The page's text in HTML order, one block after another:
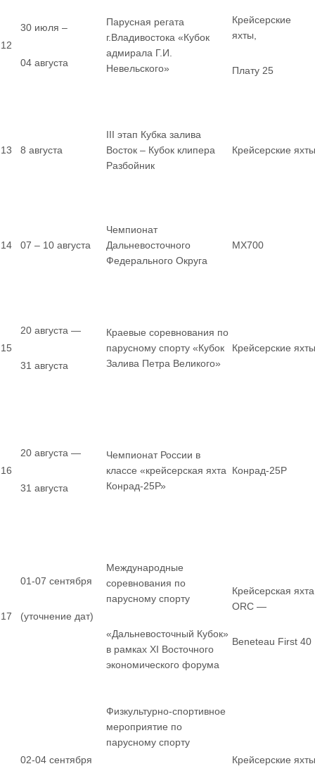
12
30 июля –
04 августа
Парусная регата
г.Владивостока «Кубок
адмирала Г.И.
Невельского»
Крейсерские
яхты,
Плату 25
13 8 августа
III этап Кубка залива
Восток – Кубок клипера
Разбойник
Крейсерские яхты
14 07 – 10 августа
Чемпионат
Дальневосточного
Федерального Округа
MX700
15
20 августа —
31 августа
Краевые соревнования по
парусному спорту «Кубок
Залива Петра Великого»
Крейсерские яхты
16
20 августа —
31 августа
Чемпионат России в
классе «крейсерская яхта
Конрад-25Р»
Конрад-25Р
17
01-07 сентября
(уточнение дат)
Международные
соревнования по
парусному спорту
«Дальневосточный Кубок»
в рамках XI Восточного
экономического форума
Крейсерская яхта
ORC —
Beneteau First 40
02-04 сентября
Физкультурно-спортивное
мероприятие по
парусному спорту
Крейсерские яхты